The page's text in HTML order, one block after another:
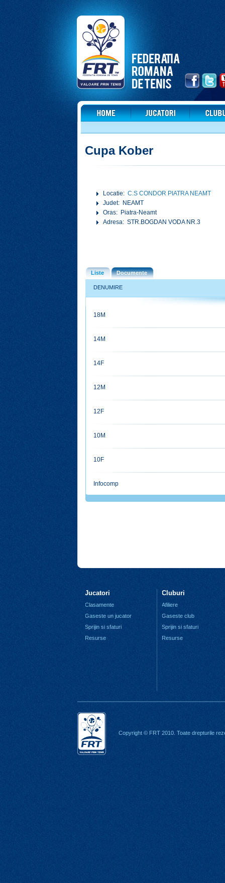
Cupa Kober
Locatie:C.S CONDOR PIATRA NEAMT
Judet: NEAMT
Oras: Piatra-Neamt
Adresa: STR.BOGDAN VODA NR.3
Liste Documente
DENUMIRE
18M
14M
14F
12M
12F
10M
10F
Infocomp
Jucatori
Clasamente
Gaseste un jucator
Sprijin si sfaturi
Resurse
Cluburi
Afiliere
Gaseste club
Sprijin si sfaturi
Resurse
Copyright © FRT 2010. Toate drepturile